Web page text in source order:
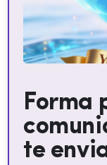
Forma
te